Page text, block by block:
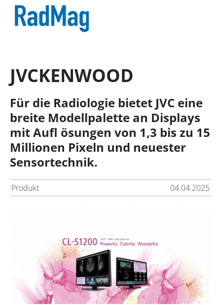
JVCKENWOOD
Für die Radiologie bietet JVC eine
breite Modellpalette an Displays
mit Aufl ösungen von 1,3 bis zu 15
Millionen Pixeln und neuester
Sensortechnik.
Produkt 04.04.2025